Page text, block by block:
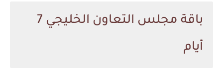
باقة مجلس التعاون الخليجي 7
أيام